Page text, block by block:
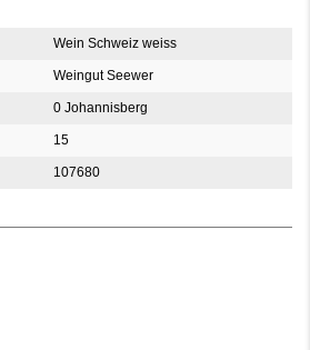
Wein Schweiz weiss
Weingut Seewer
0 Johannisberg
15
107680